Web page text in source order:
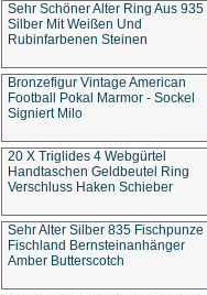
Sehr Schöner Alter Ring Aus 935
Silber Mit Weißen Und
Rubinfarbenen Steinen
Bronzefigur Vintage American
Football Pokal Marmor - Sockel
Signiert Milo
20 X Triglides 4 Webgürtel
Handtaschen Geldbeutel Ring
Verschluss Haken Schieber
Sehr Alter Silber 835 Fischpunze
Fischland Bernsteinanhänger
Amber Butterscotch